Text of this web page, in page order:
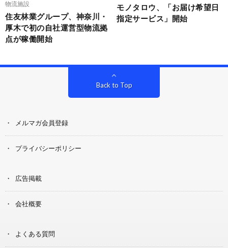
物流施設
住友林業グループ、神奈川・
厚木で初の自社運営型物流拠
点が稼働開始
モノタロウ、「お届け希望日
指定サービス」開始
Back to Top
メルマガ会員登録
プライバシーポリシー
広告掲載
会社概要
よくある質問